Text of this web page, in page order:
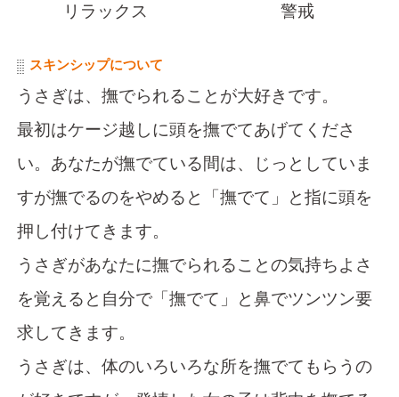
リラックス 警戒
スキンシップについて
うさぎは、撫でられることが大好きです。
最初はケージ越しに頭を撫でてあげてくださ
い。あなたが撫でている間は、じっとしていま
すが撫でるのをやめると「撫でて」と指に頭を
押し付けてきます。
うさぎがあなたに撫でられることの気持ちよさ
を覚えると自分で「撫でて」と鼻でツンツン要
求してきます。
うさぎは、体のいろいろな所を撫でてもらうの